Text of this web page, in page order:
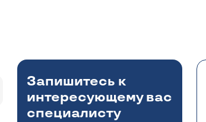
Запишитесь к
интересующему вас
специалисту